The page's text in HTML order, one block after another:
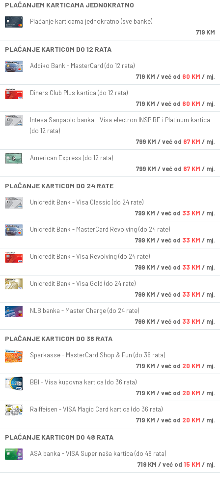
PLAĆANJEM KARTICAMA JEDNOKRATNO
Plaćanje karticama jednokratno (sve banke)
719 KM
PLAĆANJE KARTICOM DO 12 RATA
Addiko Bank - MasterCard (do 12 rata)
719 KM / već od 60 KM / mj.
Diners Club Plus kartica (do 12 rata)
719 KM / već od 60 KM / mj.
Intesa Sanpaolo banka - Visa electron INSPIRE i Platinum kartica
(do 12 rata)
799 KM / već od 67 KM / mj.
American Express (do 12 rata)
799 KM / već od 67 KM / mj.
PLAĆANJE KARTICOM DO 24 RATE
Unicredit Bank - Visa Classic (do 24 rate)
799 KM / već od 33 KM / mj.
Unicredit Bank - MasterCard Revolving (do 24 rate)
799 KM / već od 33 KM / mj.
Unicredit Bank - Visa Revolving (do 24 rate)
799 KM / već od 33 KM / mj.
Unicredit Bank - Visa Gold (do 24 rate)
799 KM / već od 33 KM / mj.
NLB banka - Master Charge (do 24 rate)
799 KM / već od 33 KM / mj.
PLAĆANJE KARTICOM DO 36 RATA
Sparkasse - MasterCard Shop & Fun (do 36 rata)
719 KM / već od 20 KM / mj.
BBI - Visa kupovna kartica (do 36 rata)
719 KM / već od 20 KM / mj.
Raiffeisen - VISA Magic Card kartica (do 36 rata)
719 KM / već od 20 KM / mj.
PLAĆANJE KARTICOM DO 48 RATA
ASA banka - VISA Super naša kartica (do 48 rata)
719 KM / već od 15 KM / mj.